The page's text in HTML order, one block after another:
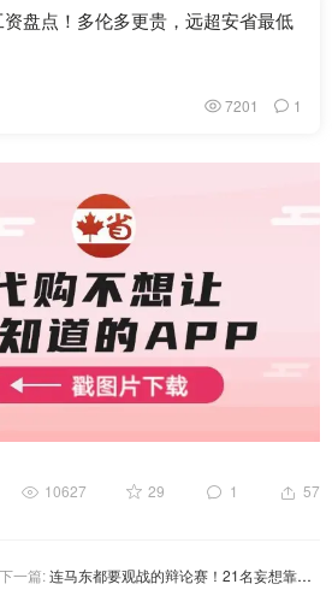
盘点！多伦多更贵，远超安省最低
7201 1
10627 29 1 57
下一篇:连马东都要观战的辩论赛！21名妄想靠嘴吃饭的北美奇葩大战《奇葩说》！11月12日晚一起蹲个北美6强！